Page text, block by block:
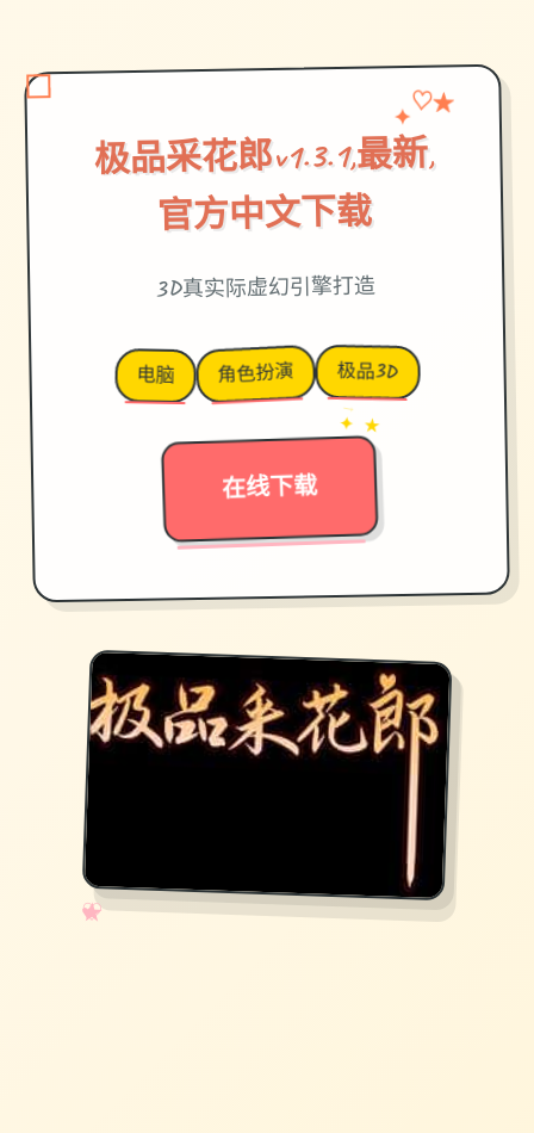
极品采花郎v1.3.1,最新,
官方中文下载
✦♡★
3D真实际虚幻引擎打造
电脑 角色扮演 极品3D
在线下载
→
✦ ★
✧
♡
★
♥